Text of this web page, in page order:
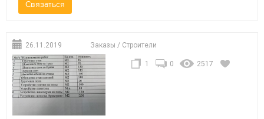
Связаться
26.11.2019 Заказы / Строители
2517
0
1